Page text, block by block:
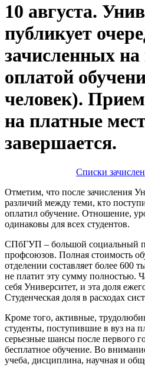
10 августа.
публикует
зачисленных на
оплатой
человек).
на платные
завершается.
Списки
Отметим, что после зачисления
различий между теми, кто
оплатил обучение. Отношение,
одинаковы для всех студентов.
СПбГУП – большой социальный
профсоюзов. Полная стоимость
отделении составляет более 600
не платит эту сумму полностью.
себя Университет, и эта доля
Студенческая доля в расходах
Кроме того, активные,
студенты, поступившие в вуз на
серьезные шансы после первого
бесплатное обучение. Во
учеба, дисциплина, научная и